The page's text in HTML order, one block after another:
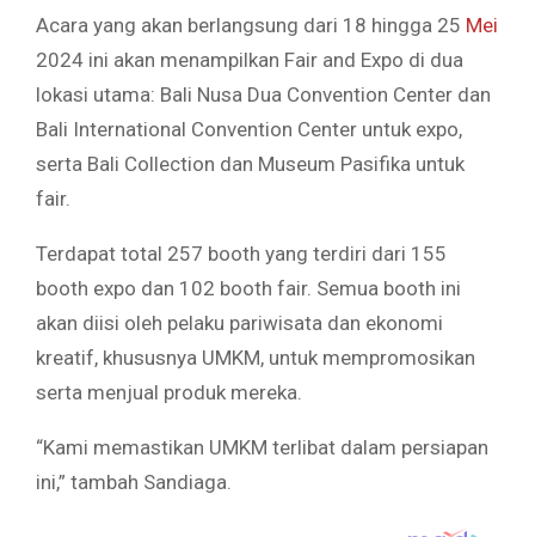
Acara yang akan berlangsung dari 18 hingga 25 Mei
2024 ini akan menampilkan Fair and Expo di dua
lokasi utama: Bali Nusa Dua Convention Center dan
Bali International Convention Center untuk expo,
serta Bali Collection dan Museum Pasifika untuk
fair.
Terdapat total 257 booth yang terdiri dari 155
booth expo dan 102 booth fair. Semua booth ini
akan diisi oleh pelaku pariwisata dan ekonomi
kreatif, khususnya UMKM, untuk mempromosikan
serta menjual produk mereka.
“Kami memastikan UMKM terlibat dalam persiapan
ini,” tambah Sandiaga.